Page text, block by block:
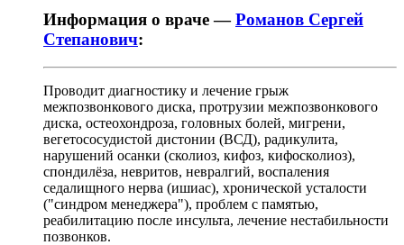
Информация о враче —Романов Сергей
Степанович:
Проводит диагностику и лечение грыж
межпозвонкового диска, протрузии межпозвонкового
диска, остеохондроза, головных болей, мигрени,
вегетососудистой дистонии (ВСД), радикулита,
нарушений осанки (сколиоз, кифоз, кифосколиоз),
спондилёза, невритов, невралгий, воспаления
седалищного нерва (ишиас), хронической усталости
("синдром менеджера"), проблем с памятью,
реабилитацию после инсульта, лечение нестабильности
позвонков.